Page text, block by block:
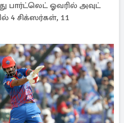
பார்ட்லெட் ஓவரில் அவுட்
4 சிக்ஸர்கள், 11